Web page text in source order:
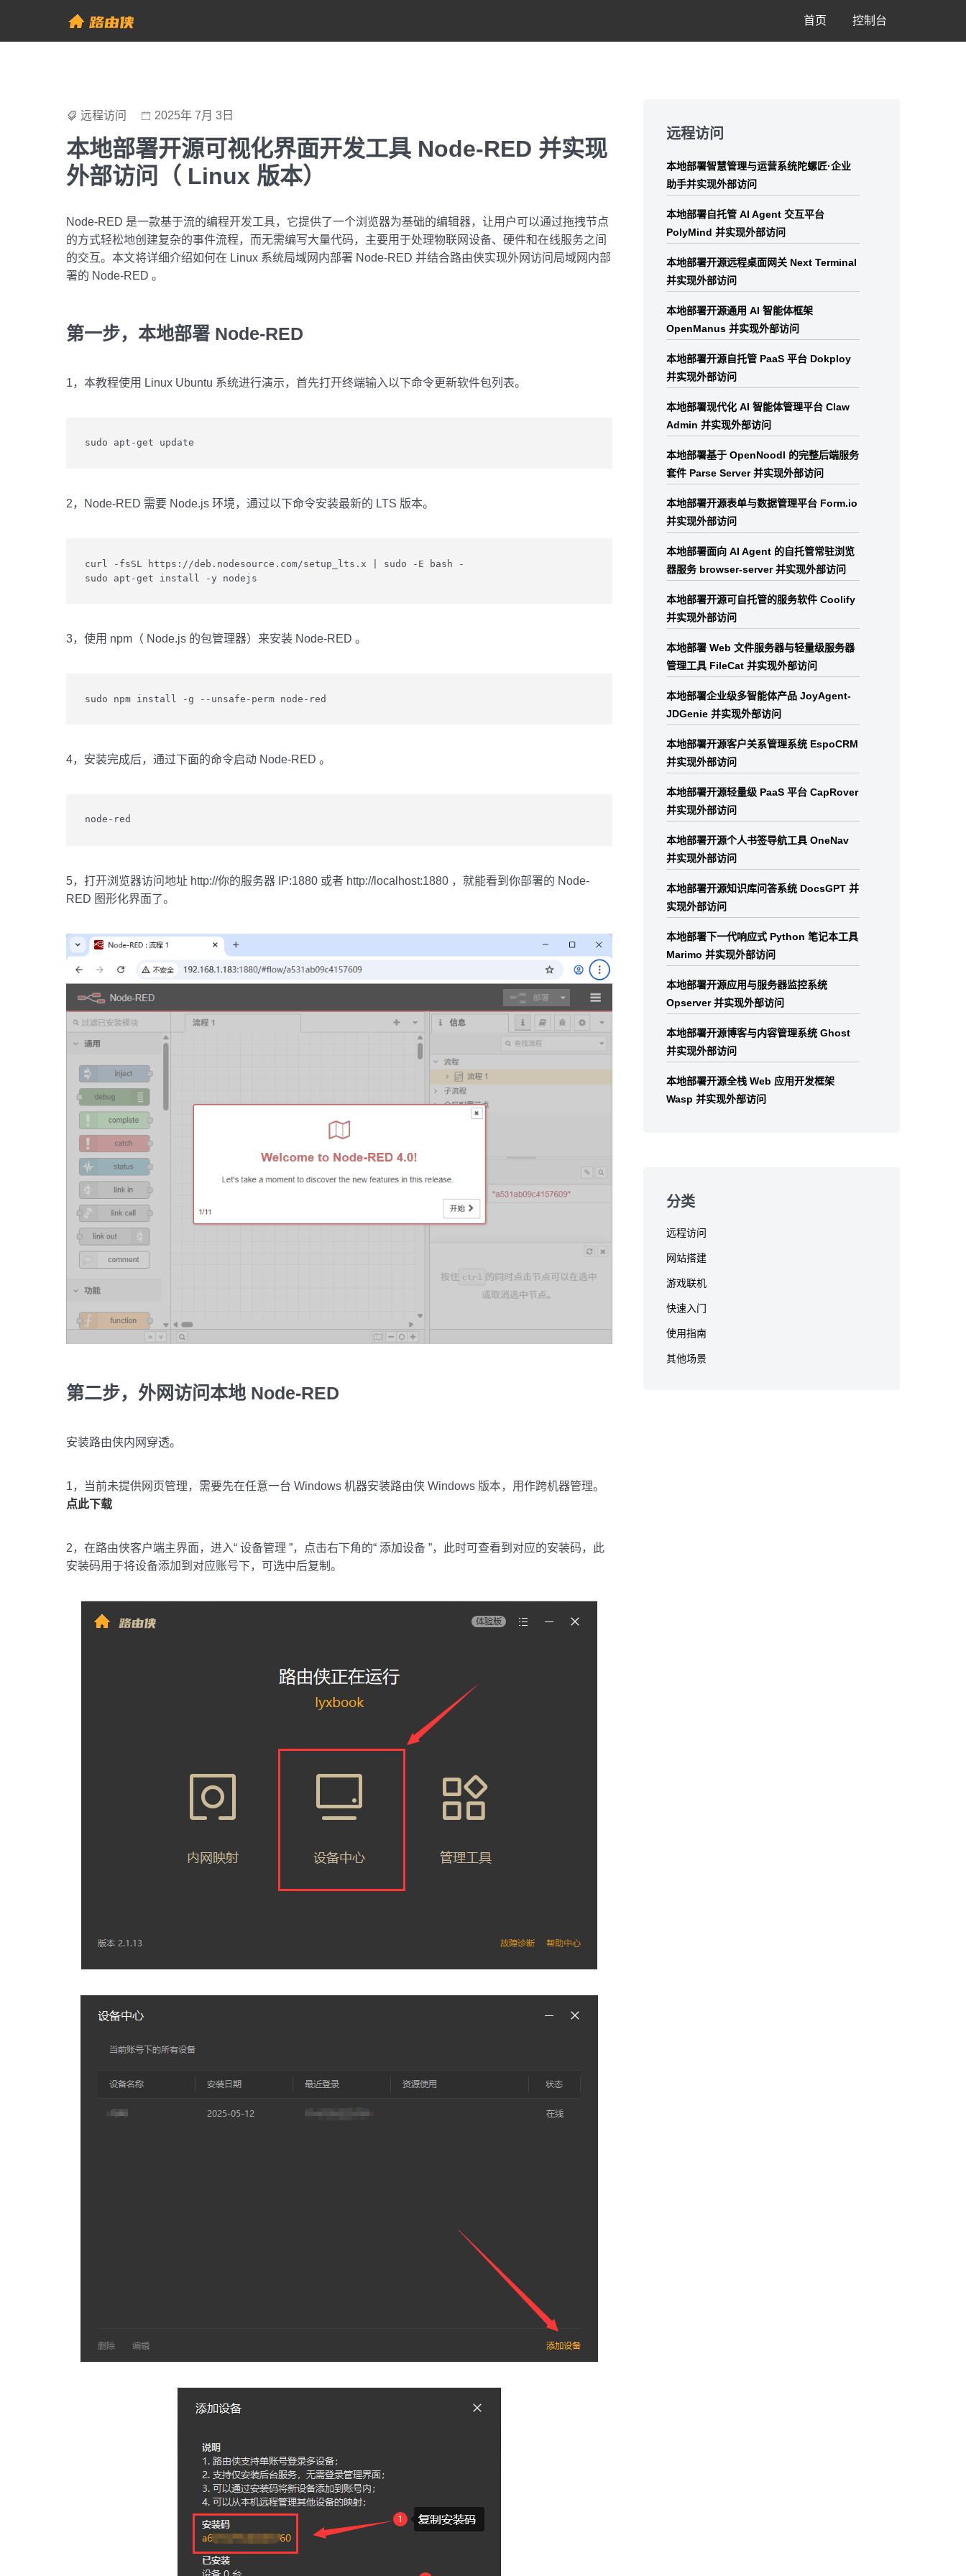
content
帮助中心 - 路由侠
首页 控制台
远程访问 2025年 7月 3日
本地部署开源可视化界面开发工具 Node-RED 并实现
外部访问（ Linux 版本）
Node-RED 是一款基于流的编程开发工具，它提供了一个浏览器为基础的编辑器，让用户可以通过拖拽节点
的方式轻松地创建复杂的事件流程，而无需编写大量代码，主要用于处理物联网设备、硬件和在线服务之间
的交互。本文将详细介绍如何在 Linux 系统局域网内部署 Node-RED 并结合路由侠实现外网访问局域网内部
署的 Node-RED 。
第一步，本地部署 Node-RED
1，本教程使用 Linux Ubuntu 系统进行演示，首先打开终端输入以下命令更新软件包列表。
sudo apt-get update
2，Node-RED 需要 Node.js 环境，通过以下命令安装最新的 LTS 版本。
curl -fsSL https://deb.nodesource.com/setup_lts.x | sudo -E bash -
sudo apt-get install -y nodejs
3，使用 npm（ Node.js 的包管理器）来安装 Node-RED 。
sudo npm install -g --unsafe-perm node-red
4，安装完成后，通过下面的命令启动 Node-RED 。
node-red
5，打开浏览器访问地址 http://你的服务器 IP:1880 或者 http://localhost:1880 ，就能看到你部署的 Node-
RED 图形化界面了。
第二步，外网访问本地 Node-RED
安装路由侠内网穿透。
1，当前未提供网页管理，需要先在任意一台 Windows 机器安装路由侠 Windows 版本，用作跨机器管理。
点此下载
2，在路由侠客户端主界面，进入“ 设备管理 ”，点击右下角的“ 添加设备 ”，此时可查看到对应的安装码，此
安装码用于将设备添加到对应账号下，可选中后复制。
footer
远程访问
本地部署智慧管理与运营系统陀螺匠·企业
助手并实现外部访问
本地部署自托管 AI Agent 交互平台
PolyMind 并实现外部访问
本地部署开源远程桌面网关 Next Terminal
并实现外部访问
本地部署开源通用 AI 智能体框架
OpenManus 并实现外部访问
本地部署开源自托管 PaaS 平台 Dokploy
并实现外部访问
本地部署现代化 AI 智能体管理平台 Claw
Admin 并实现外部访问
本地部署基于 OpenNoodl 的完整后端服务
套件 Parse Server 并实现外部访问
本地部署开源表单与数据管理平台 Form.io
并实现外部访问
本地部署面向 AI Agent 的自托管常驻浏览
器服务 browser-server 并实现外部访问
本地部署开源可自托管的服务软件 Coolify
并实现外部访问
本地部署 Web 文件服务器与轻量级服务器
管理工具 FileCat 并实现外部访问
本地部署企业级多智能体产品 JoyAgent-
JDGenie 并实现外部访问
本地部署开源客户关系管理系统 EspoCRM
并实现外部访问
本地部署开源轻量级 PaaS 平台 CapRover
并实现外部访问
本地部署开源个人书签导航工具 OneNav
并实现外部访问
本地部署开源知识库问答系统 DocsGPT 并
实现外部访问
本地部署下一代响应式 Python 笔记本工具
Marimo 并实现外部访问
本地部署开源应用与服务器监控系统
Opserver 并实现外部访问
本地部署开源博客与内容管理系统 Ghost
并实现外部访问
本地部署开源全栈 Web 应用开发框架
Wasp 并实现外部访问
分类
远程访问
网站搭建
游戏联机
快速入门
使用指南
其他场景